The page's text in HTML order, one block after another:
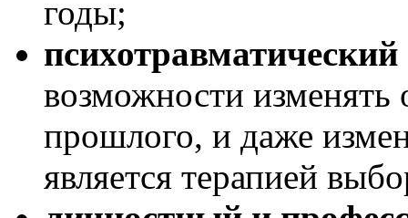
годы;
возможности
прошлого, и даже
является терапией